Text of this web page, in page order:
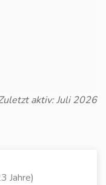
aktiv: Juli 2026
Jahre)